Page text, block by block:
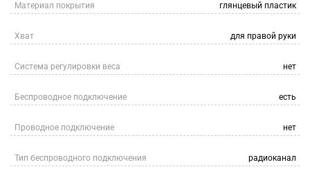
Материал покрытия глянцевый пластик
Хват для правой руки
Система регулировки веса нет
Беспроводное подключение есть
Проводное подключение нет
Тип беспроводного подключения радиоканал